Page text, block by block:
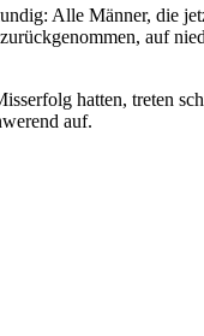
Alle Männer, die
auf
hatten, treten
auf.